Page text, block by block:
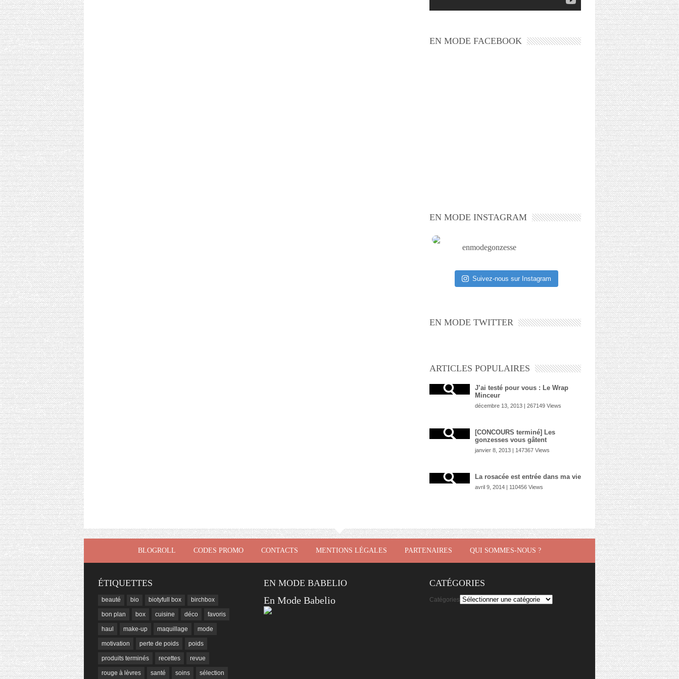
EN MODE FACEBOOK
EN MODE INSTAGRAM
enmodegonzesse
Suivez-nous sur Instagram
EN MODE TWITTER
ARTICLES POPULAIRES
J’ai testé pour vous : Le Wrap
Minceur
décembre 13, 2013 | 267149 Views
[CONCOURS terminé] Les
gonzesses vous gâtent
janvier 8, 2013 | 147367 Views
La rosacée est entrée dans ma vie
avril 9, 2014 | 110456 Views
BLOGROLL CODES PROMO CONTACTS MENTIONS LÉGALES PARTENAIRES QUI SOMMES-NOUS ?
ÉTIQUETTES
beauté bio biotyfull box birchbox
bon plan box cuisine déco favoris
haul make-up maquillage mode
motivation perte de poids poids
produits terminés recettes revue
rouge à lèvres santé soins sélection
EN MODE BABELIO
En Mode Babelio
CATÉGORIES
Catégories